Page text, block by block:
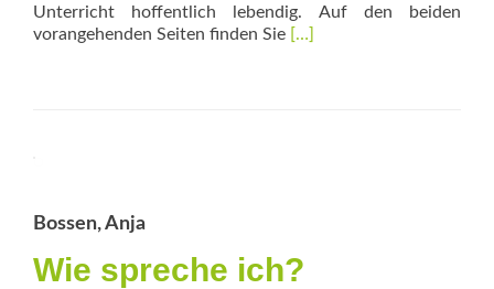
Unterricht hoffentlich lebendig. Auf den beiden
vorangehenden Seiten finden Sie Read
[…]
Bossen, Anja
Wie spreche ich?